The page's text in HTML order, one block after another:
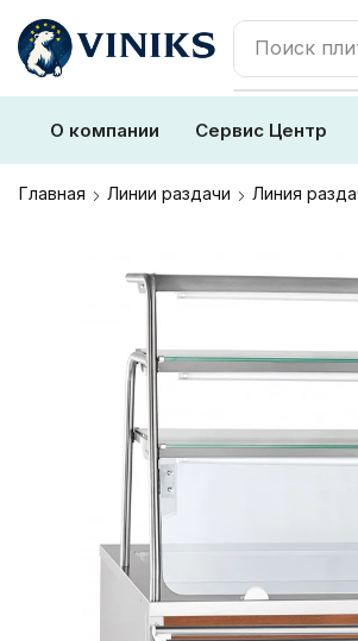
Поиск
О компании Сервис Центр
Главная Линии раздачи Линия